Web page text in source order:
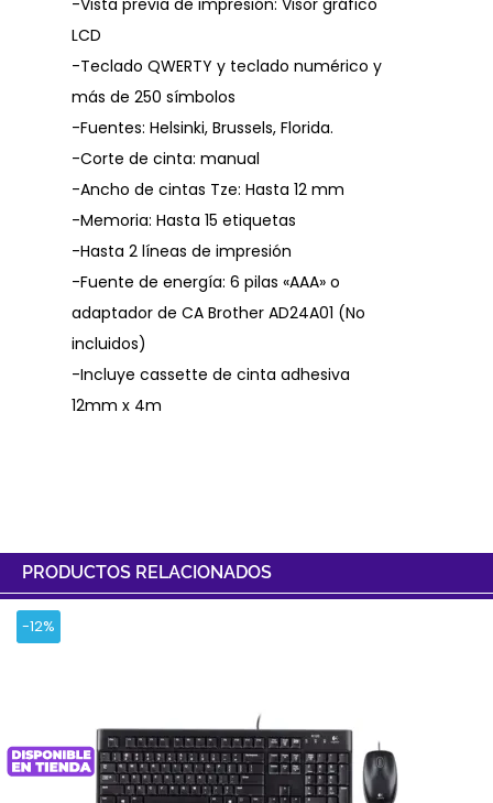
-Vista previa de impresión: Visor gráfico
LCD
-Teclado QWERTY y teclado numérico y
más de 250 símbolos
-Fuentes: Helsinki, Brussels, Florida.
-Corte de cinta: manual
-Ancho de cintas Tze: Hasta 12 mm
-Memoria: Hasta 15 etiquetas
-Hasta 2 líneas de impresión
-Fuente de energía: 6 pilas «AAA» o
adaptador de CA Brother AD24A01 (No
incluidos)
-Incluye cassette de cinta adhesiva
12mm x 4m
PRODUCTOS RELACIONADOS
-12%